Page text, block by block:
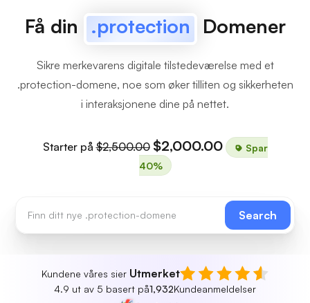
Få din .protection Domener
Sikre merkevarens digitale tilstedeværelse med et
.protection-domene, noe som øker tilliten og sikkerheten
i interaksjonene dine på nettet.
Starter på$2,500.00 $2,000.00
Spar
40%
Search
Kundene våres sier Utmerket
4.9 ut av 5 basert på1,932Kundeanmeldelser